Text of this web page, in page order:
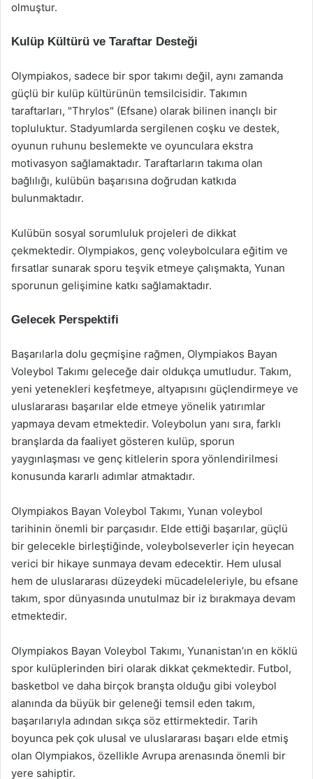
olmuştur.
Kulüp Kültürü ve Taraftar Desteği
Olympiakos, sadece bir spor takımı değil, aynı zamanda
güçlü bir kulüp kültürünün temsilcisidir. Takımın
taraftarları, "Thrylos" (Efsane) olarak bilinen inançlı bir
topluluktur. Stadyumlarda sergilenen coşku ve destek,
oyunun ruhunu beslemekte ve oyunculara ekstra
motivasyon sağlamaktadır. Taraftarların takıma olan
bağlılığı, kulübün başarısına doğrudan katkıda
bulunmaktadır.
Kulübün sosyal sorumluluk projeleri de dikkat
çekmektedir. Olympiakos, genç voleybolculara eğitim ve
fırsatlar sunarak sporu teşvik etmeye çalışmakta, Yunan
sporunun gelişimine katkı sağlamaktadır.
Gelecek Perspektifi
Başarılarla dolu geçmişine rağmen, Olympiakos Bayan
Voleybol Takımı geleceğe dair oldukça umutludur. Takım,
yeni yetenekleri keşfetmeye, altyapısını güçlendirmeye ve
uluslararası başarılar elde etmeye yönelik yatırımlar
yapmaya devam etmektedir. Voleybolun yanı sıra, farklı
branşlarda da faaliyet gösteren kulüp, sporun
yaygınlaşması ve genç kitlelerin spora yönlendirilmesi
konusunda kararlı adımlar atmaktadır.
Olympiakos Bayan Voleybol Takımı, Yunan voleybol
tarihinin önemli bir parçasıdır. Elde ettiği başarılar, güçlü
bir gelecekle birleştiğinde, voleybolseverler için heyecan
verici bir hikaye sunmaya devam edecektir. Hem ulusal
hem de uluslararası düzeydeki mücadeleleriyle, bu efsane
takım, spor dünyasında unutulmaz bir iz bırakmaya devam
etmektedir.
Olympiakos Bayan Voleybol Takımı, Yunanistan’ın en köklü
spor kulüplerinden biri olarak dikkat çekmektedir. Futbol,
basketbol ve daha birçok branşta olduğu gibi voleybol
alanında da büyük bir geleneği temsil eden takım,
başarılarıyla adından sıkça söz ettirmektedir. Tarih
boyunca pek çok ulusal ve uluslararası başarı elde etmiş
olan Olympiakos, özellikle Avrupa arenasında önemli bir
yere sahiptir.